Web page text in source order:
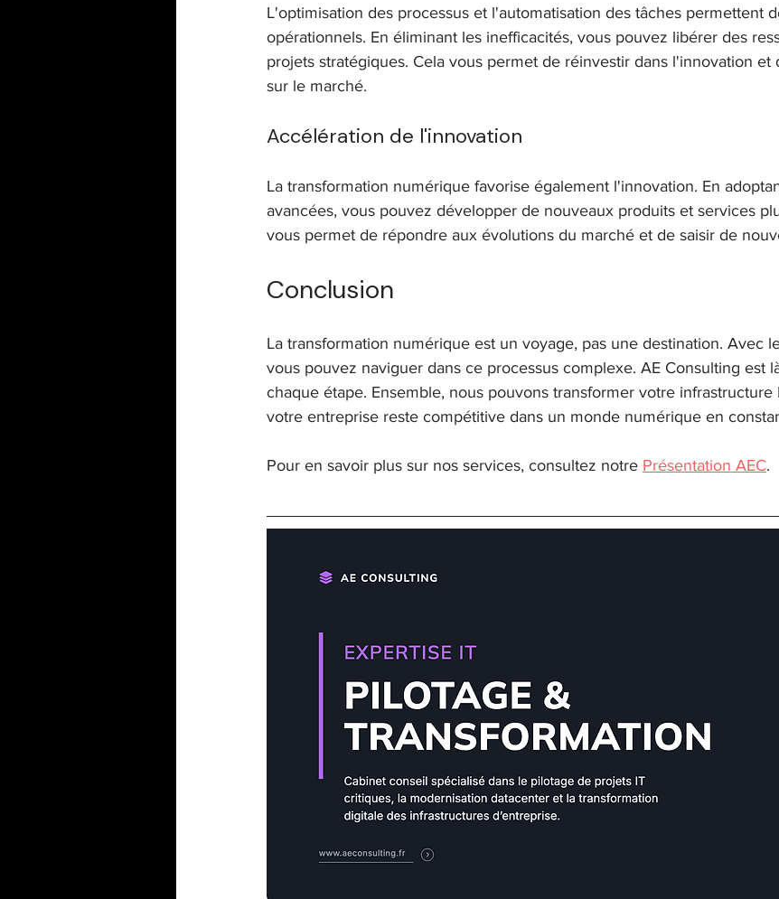
L'optimisation des processus et l'automatisation des tâches permettent
opérationnels. En éliminant les inefficacités, vous pouvez libérer des
projets stratégiques. Cela vous permet de réinvestir dans l'innovation
sur le marché.
Accélération de l'innovation
La transformation numérique favorise également l'innovation. En
avancées, vous pouvez développer de nouveaux produits et services
vous permet de répondre aux évolutions du marché et de saisir de
Conclusion
La transformation numérique est un voyage, pas une destination. Avec
vous pouvez naviguer dans ce processus complexe. AE Consulting est
chaque étape. Ensemble, nous pouvons transformer votre infrastructure
votre entreprise reste compétitive dans un monde numérique en
Pour en savoir plus sur nos services, consultez notre Présentation AEC.